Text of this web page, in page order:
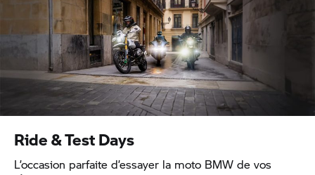
Ride & Test Days
L’occasion parfaite d’essayer la moto BMW de vos